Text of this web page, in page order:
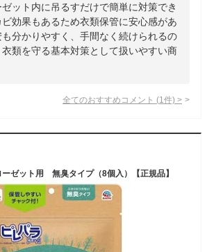
ット内に吊るすだけで簡単に対策でき
ビ効果もあるため衣類保管に安心感があ
も分かりやすく、手間なく続けられるの
類を守る基本対策として扱いやすい商
全てのおすすめコメント (1 件) >
ゼット用 無臭タイプ（8個入）【正規品】